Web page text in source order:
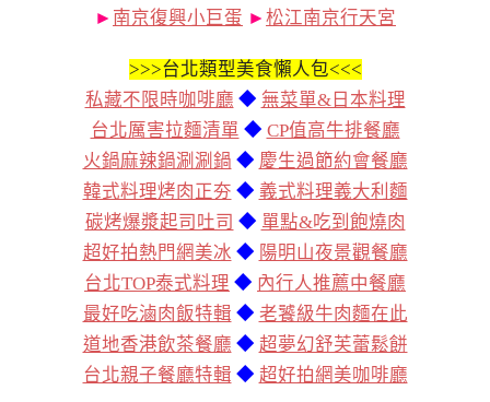
► 南京復興小巨蛋 ► 松江南京行天宮
>>>台北類型美食懶人包<<<
私藏不限時咖啡廳 ◆ 無菜單&日本料理
台北厲害拉麵清單 ◆ CP值高牛排餐廳
火鍋麻辣鍋涮涮鍋 ◆ 慶生過節約會餐廳
韓式料理烤肉正夯 ◆ 義式料理義大利麵
碳烤爆漿起司吐司 ◆ 單點&吃到飽燒肉
超好拍熱門網美冰 ◆ 陽明山夜景觀餐廳
台北TOP泰式料理 ◆ 內行人推薦中餐廳
最好吃滷肉飯特輯 ◆ 老饕級牛肉麵在此
道地香港飲茶餐廳 ◆ 超夢幻舒芙蕾鬆餅
台北親子餐廳特輯 ◆ 超好拍網美咖啡廳